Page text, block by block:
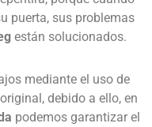
puerta, sus problemas
están solucionados.
mediante el uso de
debido a ello, en
podemos garantizar el